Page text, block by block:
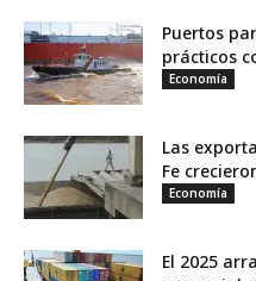
Puertos
prácticos
Economía
Las
Fe
Economía
El 2025